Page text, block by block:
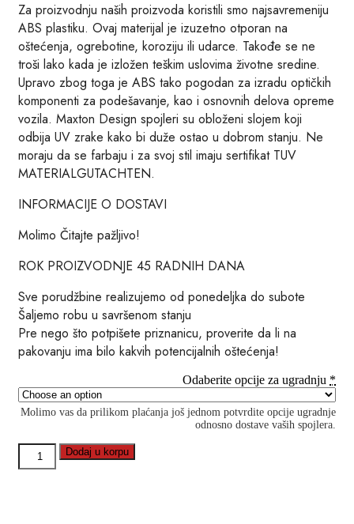
Za proizvodnju naših proizvoda koristili smo najsavremeniju
ABS plastiku. Ovaj materijal je izuzetno otporan na
oštećenja, ogrebotine, koroziju ili udarce. Takođe se ne
troši lako kada je izložen teškim uslovima životne sredine.
Upravo zbog toga je ABS tako pogodan za izradu optičkih
komponenti za podešavanje, kao i osnovnih delova opreme
vozila. Maxton Design spojleri su obloženi slojem koji
odbija UV zrake kako bi duže ostao u dobrom stanju. Ne
moraju da se farbaju i za svoj stil imaju sertifikat TUV
MATERIALGUTACHTEN.
INFORMACIJE O DOSTAVI
Molimo Čitajte pažljivo!
ROK PROIZVODNJE 45 RADNIH DANA
Sve porudžbine realizujemo od ponedeljka do subote
Šaljemo robu u savršenom stanju
Pre nego što potpišete priznanicu, proverite da li na
pakovanju ima bilo kakvih potencijalnih oštećenja!
Odaberite opcije za ugradnju *
Molimo vas da prilikom plaćanja još jednom potvrdite opcije ugradnje
odnosno dostave vaših spojlera.
Dodaj u korpu